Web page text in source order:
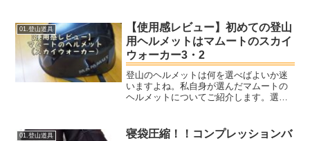
軽にテント泊に挑戦したい方におすすめ
です。ヤマノ特にホーネット...
01.登山道具
【使用感レビュー】初めての登山
用ヘルメットはマムートのスカイ
ウォーカー3・2
登山のヘルメットは何を選べばよいか迷
いますよね。私自身が選んだマムートの
ヘルメットについてご紹介します。選ぶ
です。
01.登山道具
寝袋圧縮！！コンプレッションバ